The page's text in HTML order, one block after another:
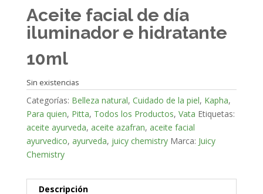
Aceite facial de día
iluminador e hidratante
10ml
Sin existencias
Categorías: Belleza natural, Cuidado de la piel, Kapha,
Para quien, Pitta, Todos los Productos, Vata Etiquetas:
aceite ayurveda, aceite azafran, aceite facial
ayurvedico, ayurveda, juicy chemistry Marca: Juicy
Chemistry
Descripción